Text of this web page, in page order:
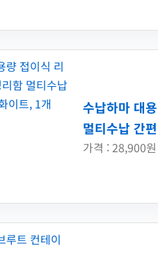
수납하마 대
멀티수납 간
가격 : 28,900원